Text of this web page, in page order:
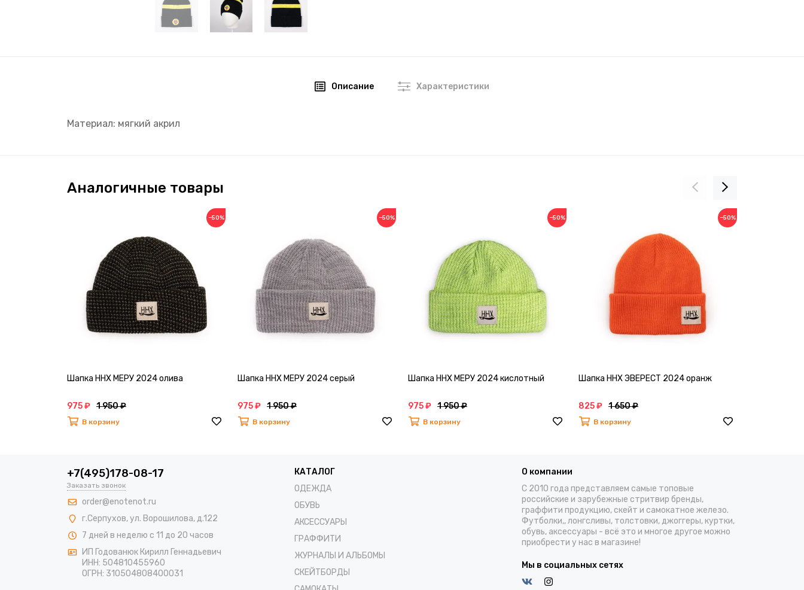
Описание Характеристики
Материал: мягкий акрил
Аналогичные товары
−50%
Шапка ННХ МЕРУ 2024 олива
975 ₽ 1 950 ₽
В корзину
−50%
Шапка ННХ МЕРУ 2024 серый
975 ₽ 1 950 ₽
В корзину
−50%
Шапка ННХ МЕРУ 2024 кислотный
975 ₽ 1 950 ₽
В корзину
−50%
Шапка ННХ ЭВЕРЕСТ 2024 оранж
825 ₽ 1 650 ₽
В корзину
+7(495)178-08-17
Заказать звонок
order@enotenot.ru
г.Серпухов, ул. Ворошилова, д.122
7 дней в неделю с 11 до 20 часов
ИП Годованюк Кирилл Геннадьевич
ИНН: 504810455960
ОГРН: 310504808400031
КАТАЛОГ
ОДЕЖДА
ОБУВЬ
АКСЕССУАРЫ
ГРАФФИТИ
ЖУРНАЛЫ И АЛЬБОМЫ
СКЕЙТБОРДЫ
О компании
С 2010 года представляем самые топовые
российские и зарубежные стритвир бренды,
граффити продукцию, скейт и самокатное железо.
Футболки,, лонгсливы, толстовки, джоггеры, куртки,
обувь, аксессуары - всё это и многое другое можно
приобрести у нас в магазине!
Мы в социальных сетях